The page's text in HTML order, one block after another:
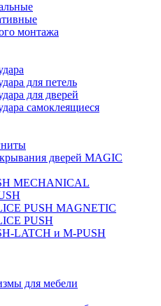
монтажа
для петель
для дверей
самоклеящиеся
дверей MAGIC
MECHANICAL
PUSH MAGNETIC
PUSH
LATCH и M-PUSH
для мебели